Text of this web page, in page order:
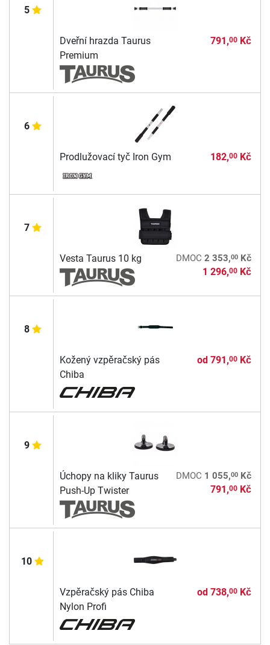
5
Dveřní hrazda Taurus
Premium
791,00Kč
6
Prodlužovací tyč Iron Gym 182,00Kč
7
Vesta Taurus 10 kg DMOC 2 353,00Kč
1 296,00Kč
8
Kožený vzpěračský pás
Chiba
od 791,00Kč
9
Úchopy na kliky Taurus
Push-Up Twister
DMOC 1 055,00Kč
791,00Kč
10
Vzpěračský pás Chiba
Nylon Profi
od 738,00Kč